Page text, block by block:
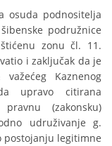
osuda podnositelja
podružnice
zonu čl. 11.
i zaključak da je
Kaznenog
upravo citirana
(zakonsku)
udruživanje g.
postojanju legitimne